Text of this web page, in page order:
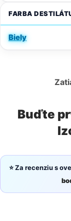
FARBA
Biely
Buďte
⭐ Za recenziu s